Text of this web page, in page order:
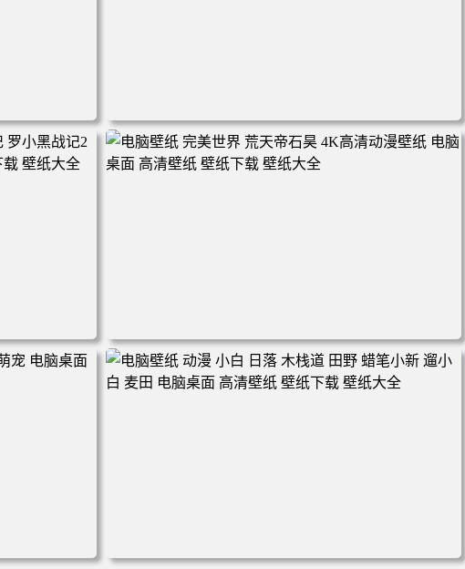
壁纸 3840x2
电脑壁纸 动漫 兔子朱迪 狐狸尼克 疯狂动物城 秋叶 秋天森
林 蓝天 4k壁纸 电脑桌面 高清壁纸 壁纸下载 壁纸大全
战记2 风息
电脑壁纸 完美世界 荒天帝石昊 4K高清动漫壁纸 电脑桌面
高清壁纸 壁纸下载 壁纸大全